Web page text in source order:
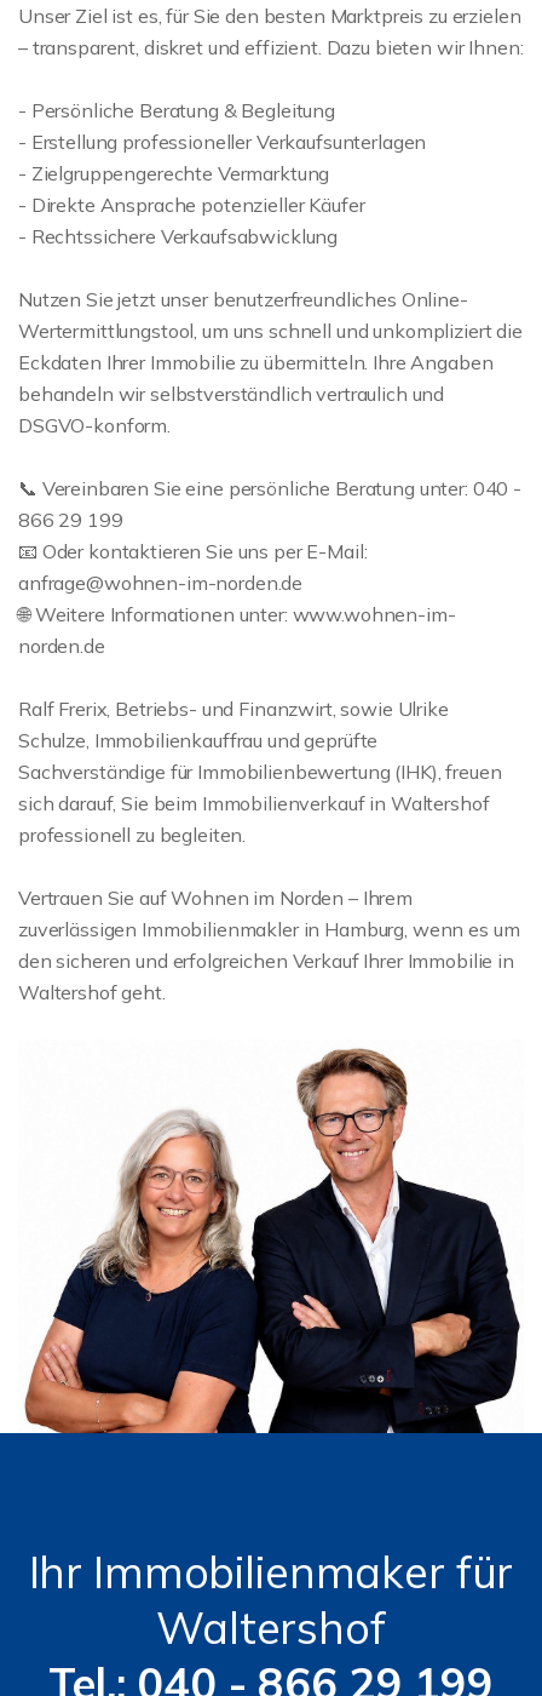
Unser Ziel ist es, für Sie den besten Marktpreis zu erzielen
– transparent, diskret und effizient. Dazu bieten wir Ihnen:
- Persönliche Beratung & Begleitung
- Erstellung professioneller Verkaufsunterlagen
- Zielgruppengerechte Vermarktung
- Direkte Ansprache potenzieller Käufer
- Rechtssichere Verkaufsabwicklung
Nutzen Sie jetzt unser benutzerfreundliches Online-
Wertermittlungstool, um uns schnell und unkompliziert die
Eckdaten Ihrer Immobilie zu übermitteln. Ihre Angaben
behandeln wir selbstverständlich vertraulich und
DSGVO-konform.
📞 Vereinbaren Sie eine persönliche Beratung unter: 040 -
866 29 199
📧 Oder kontaktieren Sie uns per E-Mail:
anfrage@wohnen-im-norden.de
🌐 Weitere Informationen unter: www.wohnen-im-
norden.de
Ralf Frerix, Betriebs- und Finanzwirt, sowie Ulrike
Schulze, Immobilienkauffrau und geprüfte
Sachverständige für Immobilienbewertung (IHK), freuen
sich darauf, Sie beim Immobilienverkauf in Waltershof
professionell zu begleiten.
Vertrauen Sie auf Wohnen im Norden – Ihrem
zuverlässigen Immobilienmakler in Hamburg, wenn es um
den sicheren und erfolgreichen Verkauf Ihrer Immobilie in
Waltershof geht.
Ihr Immobilienmaker für
Waltershof
Tel.: 040 - 866 29 199